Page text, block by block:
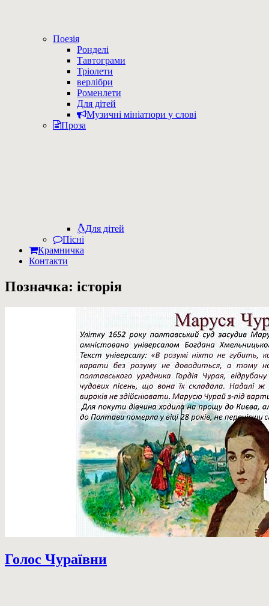
Поезія
Ронделі
Тавтограми
Тріолети
верлібри
Роменлети
Для дітей
Музичні мініатюри у слові
Проза
Для дітей
Пісні
Крамничка
Контакти
Позначка: історія
Голос Чураївни